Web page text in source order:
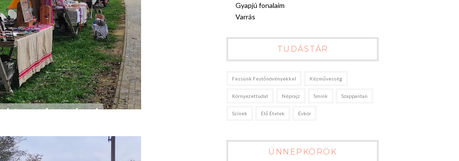
Gyapjú fonalaim
Varrás
TUDÁSTÁR
Fessünk Festőnövényekkel Kézművesség
Környezettudat Néprajz Smink Szappantan
Színek Élő Ételek Évkör
ÜNNEPKÖRÖK